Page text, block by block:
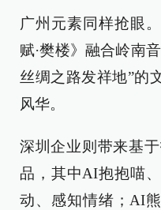
广州元素同样抢眼
赋·樊楼》融合岭南
丝绸之路发祥地”的
风华。
深圳企业则带来基
品，其中AI抱抱喵
动、感知情绪；AI